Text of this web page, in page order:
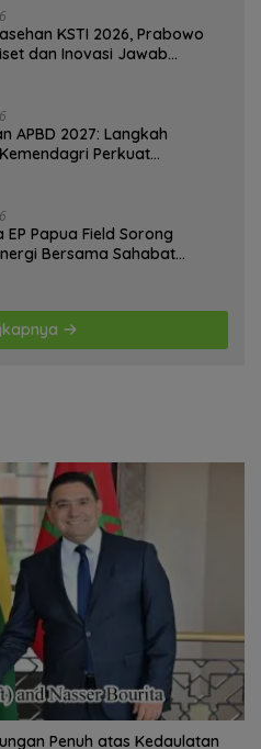
KSTI 2026, Prabowo
dan Inovasi Jawab
APBD 2027: Langkah
Perkuat
EP Papua Field Sorong
Bersama Sahabat
Penuh atas Kedaulatan